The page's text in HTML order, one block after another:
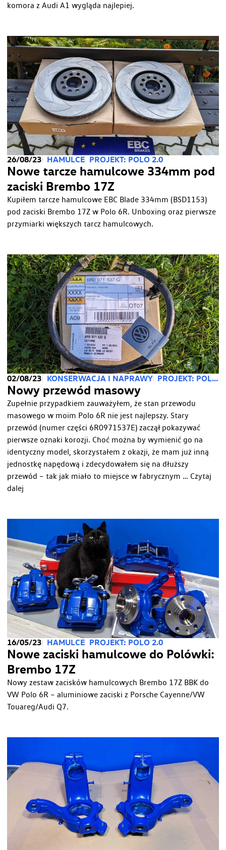
komora z Audi A1 wygląda najlepiej.
26/08/23 HAMULCE PROJEKT: POLO 2.0
Nowe tarcze hamulcowe 334mm pod
zaciski Brembo 17Z
Kupiłem tarcze hamulcowe EBC Blade 334mm (BSD1153)
pod zaciski Brembo 17Z w Polo 6R. Unboxing oraz pierwsze
przymiarki większych tarcz hamulcowych.
02/08/23 KONSERWACJA I NAPRAWY PROJEKT: POLO 2.0
Nowy przewód masowy
Zupełnie przypadkiem zauważyłem, że stan przewodu
masowego w moim Polo 6R nie jest najlepszy. Stary
przewód (numer części 6R0971537E) zaczął pokazywać
pierwsze oznaki korozji. Choć można by wymienić go na
identyczny model, skorzystałem z okazji, że mam już inną
jednostkę napędową i zdecydowałem się na dłuższy
przewód – tak jak miało to miejsce w fabrycznym … Czytaj
dalej
16/05/23 HAMULCE PROJEKT: POLO 2.0
Nowe zaciski hamulcowe do Polówki:
Brembo 17Z
Nowy zestaw zacisków hamulcowych Brembo 17Z BBK do
VW Polo 6R – aluminiowe zaciski z Porsche Cayenne/VW
Touareg/Audi Q7.